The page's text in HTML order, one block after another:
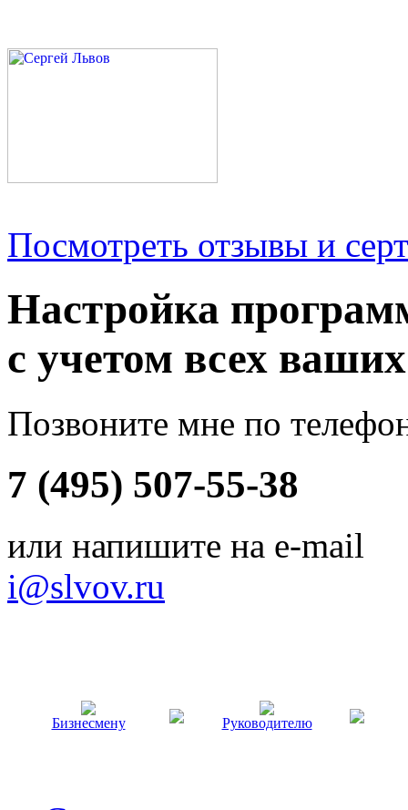
Посмотреть отзывы и
Настройка
с учетом всех
Позвоните мне по
7 (495) 507-55-38
или напишите на e-mail
i@slvov.ru
Бизнесмену Руководителю